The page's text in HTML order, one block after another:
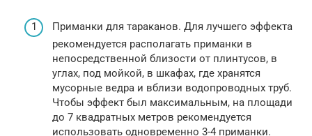
Приманки для тараканов. Для лучшего эффекта
рекомендуется располагать приманки в
непосредственной близости от плинтусов, в
углах, под мойкой, в шкафах, где хранятся
мусорные ведра и вблизи водопроводных труб.
Чтобы эффект был максимальным, на площади
до 7 квадратных метров рекомендуется
использовать одновременно 3-4 приманки.